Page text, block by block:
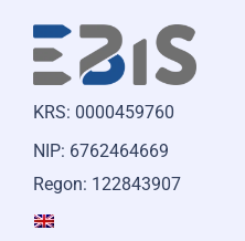
KRS: 0000459760
NIP: 6762464669
Regon: 122843907